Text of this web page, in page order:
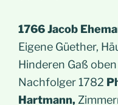
1766 Jacob
Eigene Güether,
Hinderen Gaß
Nachfolger 1782
Hartmann,